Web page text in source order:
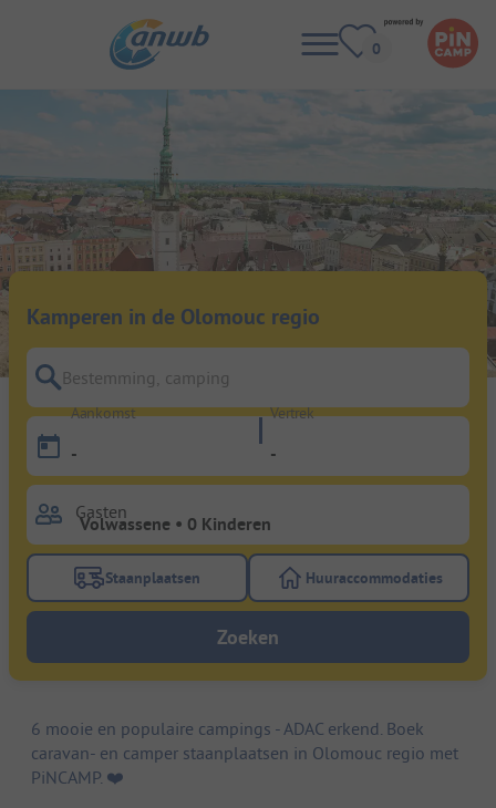
Kamperen in de Olomouc regio
Bestemming, camping
Aankomst
-
Vertrek
-
Gasten
Gebruik de filterknop staanplaatsen om te zoeken
Staanplaatsen Gebruik de
Huuraccommodaties
Zoeken
6 mooie en populaire campings - ADAC erkend. Boek
caravan- en camper staanplaatsen in Olomouc regio met
PiNCAMP. ❤️️